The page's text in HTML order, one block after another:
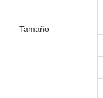
Tamaño